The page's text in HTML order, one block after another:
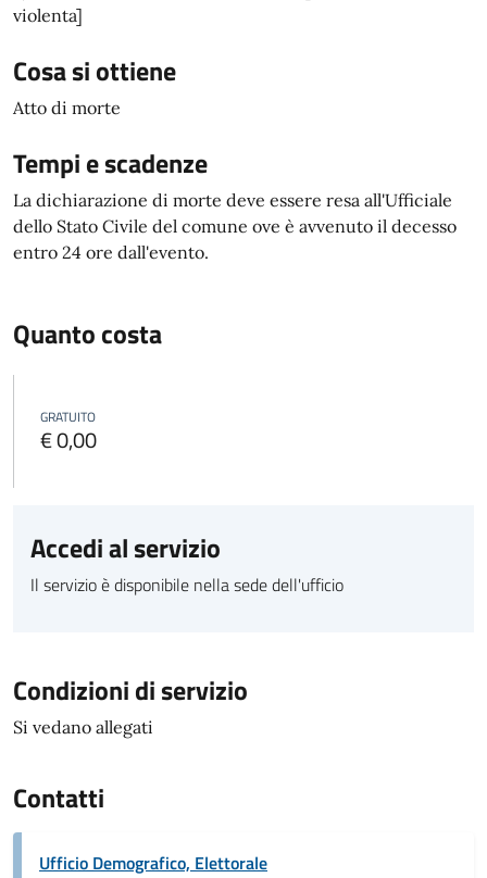
violenta]
Cosa si ottiene
Atto di morte
Tempi e scadenze
La dichiarazione di morte deve essere resa all'Ufficiale
dello Stato Civile del comune ove è avvenuto il decesso
entro 24 ore dall'evento.
Quanto costa
GRATUITO
€ 0,00
Accedi al servizio
Il servizio è disponibile nella sede dell'ufficio
Condizioni di servizio
Si vedano allegati
Contatti
Ufficio Demografico, Elettorale